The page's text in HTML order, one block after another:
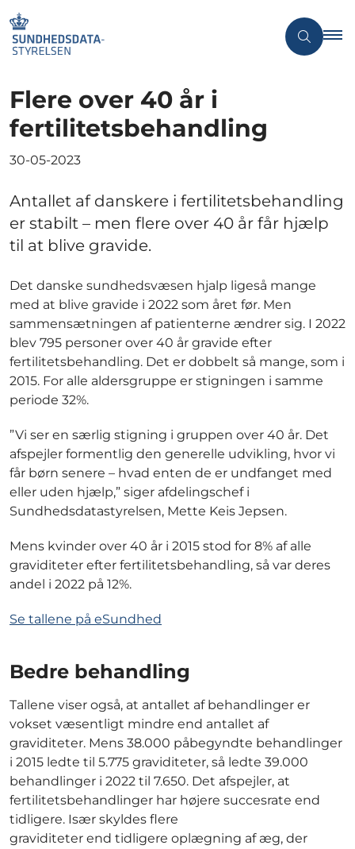
Flere over 40 år i
fertilitetsbehandling
30-05-2023
Antallet af danskere i fertilitetsbehandling
er stabilt – men flere over 40 år får hjælp
til at blive gravide.
Det danske sundhedsvæsen hjalp ligeså mange
med at blive gravide i 2022 som året før. Men
sammensætningen af patienterne ændrer sig. I 2022
blev 795 personer over 40 år gravide efter
fertilitetsbehandling. Det er dobbelt så mange, som i
2015. For alle aldersgruppe er stigningen i samme
periode 32%.
”Vi ser en særlig stigning i gruppen over 40 år. Det
afspejler formentlig den generelle udvikling, hvor vi
får børn senere – hvad enten de er undfanget med
eller uden hjælp,” siger afdelingschef i
Sundhedsdatastyrelsen, Mette Keis Jepsen.
Mens kvinder over 40 år i 2015 stod for 8% af alle
graviditeter efter fertilitetsbehandling, så var deres
andel i 2022 på 12%.
Se tallene på eSundhed
Bedre behandling
Tallene viser også, at antallet af behandlinger er
vokset væsentligt mindre end antallet af
graviditeter. Mens 38.000 påbegyndte behandlinger
i 2015 ledte til 5.775 graviditeter, så ledte 39.000
behandlinger i 2022 til 7.650. Det afspejler, at
fertilitetsbehandlinger har højere succesrate end
tidligere. Især skyldes flere
graviditeter end tidligere oplægning af æg, der